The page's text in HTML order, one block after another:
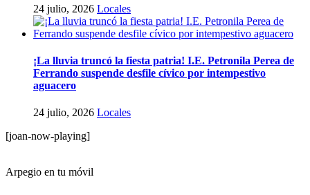
24 julio, 2026 Locales
¡La lluvia truncó la fiesta patria! I.E. Petronila Perea de
Ferrando suspende desfile cívico por intempestivo
aguacero
24 julio, 2026 Locales
[joan-now-playing]
Arpegio en tu móvil